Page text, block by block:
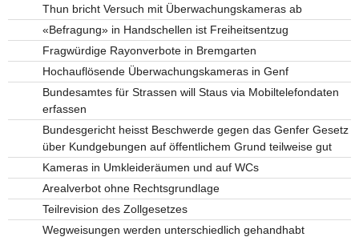
Thun bricht Versuch mit Überwachungskameras ab
«Befragung» in Handschellen ist Freiheitsentzug
Fragwürdige Rayonverbote in Bremgarten
Hochauflösende Überwachungskameras in Genf
Bundesamtes für Strassen will Staus via Mobiltelefondaten
erfassen
Bundesgericht heisst Beschwerde gegen das Genfer Gesetz
über Kundgebungen auf öffentlichem Grund teilweise gut
Kameras in Umkleideräumen und auf WCs
Arealverbot ohne Rechtsgrundlage
Teilrevision des Zollgesetzes
Wegweisungen werden unterschiedlich gehandhabt